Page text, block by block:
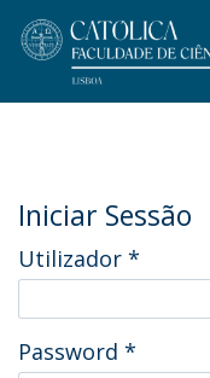
Iniciar Sessão
Utilizador *
Password *